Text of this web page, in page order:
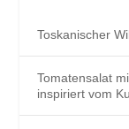
Toskanischer
Tomatensalat
inspiriert vom